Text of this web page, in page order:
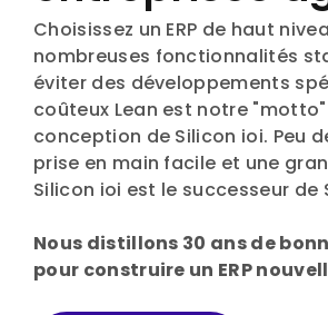
Choisissez un ERP de haut
nombreuses fonctionnalités
éviter des développements
coûteux Lean est notre
conception de Silicon ioi. Peu
prise en main facile et une
Silicon ioi est le successeur de
Nous distillons 30 ans de
pour construire un ERP